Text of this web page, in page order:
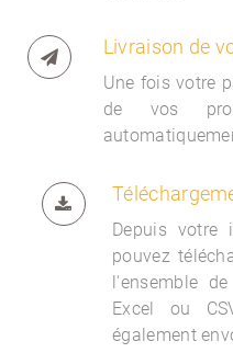
Livraison de
Une fois votre
de vos
Depuis votre
pouvez
l'ensemble
Excel ou
également